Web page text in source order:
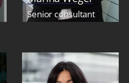
Senior consultant